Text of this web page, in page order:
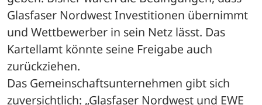
Glasfaser Nordwest Investitionen übernimmt
und Wettbewerber in sein Netz lässt. Das
Kartellamt könnte seine Freigabe auch
zurückziehen.
Das Gemeinschaftsunternehmen gibt sich
zuversichtlich: „Glasfaser Nordwest und EWE